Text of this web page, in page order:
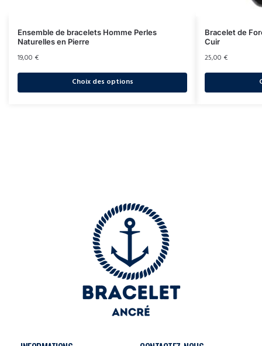
Ensemble de bracelets Homme Perles
Naturelles en Pierre
19,00 €
Choix des options
Bracelet de
Cuir
25,00 €